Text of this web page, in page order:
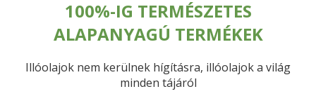
100%-IG TERMÉSZETES
ALAPANYAGÚ TERMÉKEK
Illóolajok nem kerülnek hígításra, illóolajok a világ
minden tájáról